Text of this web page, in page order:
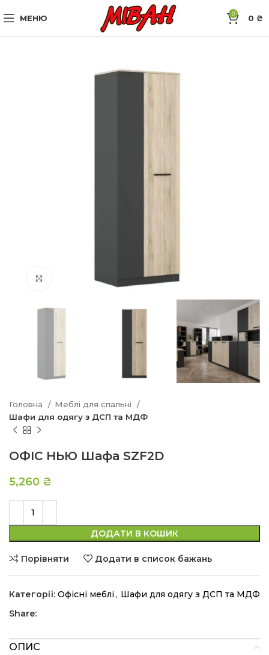
МЕНЮ 0 0 ₴
Натисніть, щоб збільшити
Головна
Меблі для спальні
Шафи для одягу з ДСП та МДФ
ОФIС НЬЮ Шафа SZF2D
5,260 ₴
ДОДАТИ В КОШИК
Порівняти Додати в список бажань
Категорії: Офісні меблі, Шафи для одягу з ДСП та МДФ
Share:
ОПИС